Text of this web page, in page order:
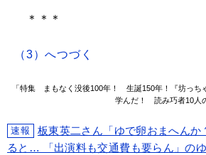
＊＊＊
（3）へつづく
「特集 まもなく没後100年！ 生誕150年！『坊っち
学んだ！ 読み巧者10人
速報
板東英二さん「ゆで卵おまへんか
ると… 「出演料も交通費も要らん」の